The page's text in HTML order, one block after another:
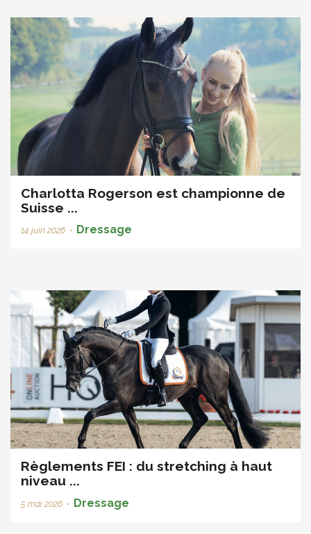
Charlotta Rogerson est championne de
Suisse ...
14 juin 2026 • Dressage
Règlements FEI : du stretching à haut
niveau ...
5 mai 2026 • Dressage